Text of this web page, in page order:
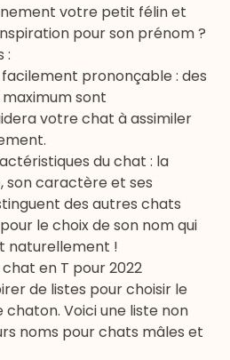
votre petit félin et
pour son prénom ?
:
prononçable : des
sont
votre chat à assimiler
du chat : la
son caractère et ses
des autres chats
le choix de son nom qui
naturellement !
en T pour 2022
de listes pour choisir le
Voici une liste non
noms pour chats mâles et